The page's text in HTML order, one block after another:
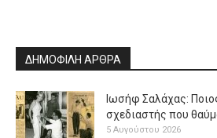
ΔΗΜΟΦΙΛΗ ΑΡΘΡΑ
Ιωσήφ Σαλάχας:
σχεδιαστής που
5 Αυγούστου 2026